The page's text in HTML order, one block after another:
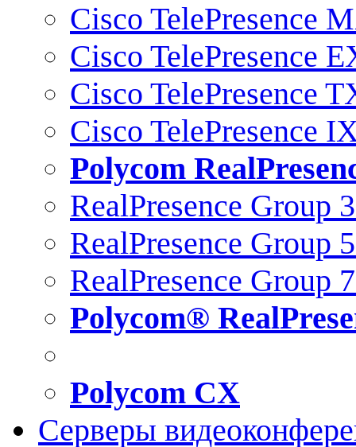
Cisco TelePresence
Cisco TelePresence
Cisco TelePresence
Cisco TelePresence
Polycom
RealPresence Group
RealPresence Group
RealPresence Group
Polycom®
Polycom CX
Серверы